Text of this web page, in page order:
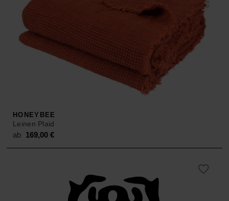
HONEYBEE
Leinen Plaid
ab 169,00€